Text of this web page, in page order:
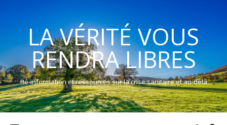
LA VÉRITÉ VOUS
RENDRA LIBRES
Ré-information et ressources sur la crise sanitaire et au-delà